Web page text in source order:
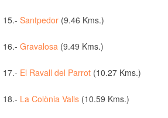
15.- Santpedor (9.46 Kms.)
16.- Gravalosa (9.49 Kms.)
17.- El Ravall del Parrot (10.27 Kms.)
18.- La Colònia Valls (10.59 Kms.)